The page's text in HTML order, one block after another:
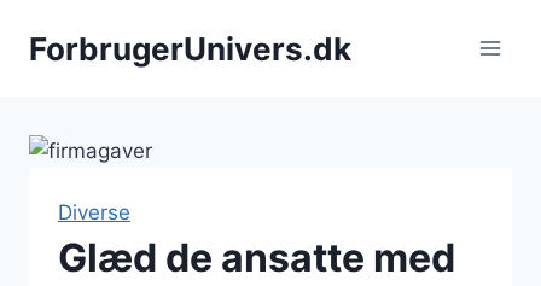
ForbrugerUnivers.dk
Diverse
Glæd de ansatte med